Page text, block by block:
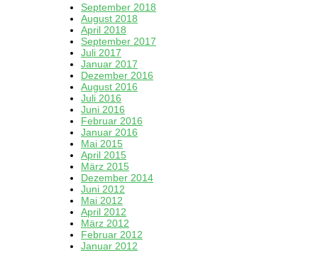
September 2018
August 2018
April 2018
September 2017
Juli 2017
Januar 2017
Dezember 2016
August 2016
Juli 2016
Juni 2016
Februar 2016
Januar 2016
Mai 2015
April 2015
März 2015
Dezember 2014
Juni 2012
Mai 2012
April 2012
März 2012
Februar 2012
Januar 2012